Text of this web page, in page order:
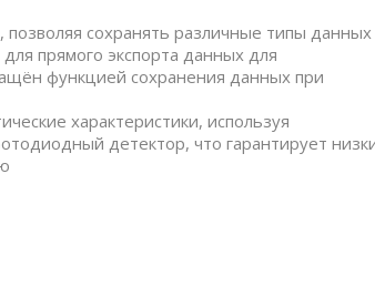
сохранять различные типы данных
прямого экспорта данных для
функцией сохранения данных при
характеристики, используя
детектор, что гарантирует